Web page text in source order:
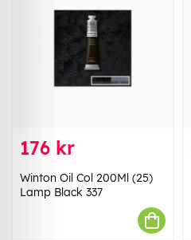
176 kr
Winton Oil Col 200Ml (25)
Lamp Black 337